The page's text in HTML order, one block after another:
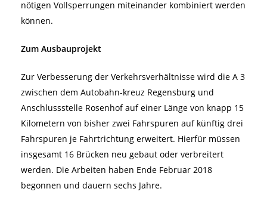
nötigen Vollsperrungen miteinander kombiniert werden
können.
Zum Ausbauprojekt
Zur Verbesserung der Verkehrsverhältnisse wird die A 3
zwischen dem Autobahn-kreuz Regensburg und
Anschlussstelle Rosenhof auf einer Länge von knapp 15
Kilometern von bisher zwei Fahrspuren auf künftig drei
Fahrspuren je Fahrtrichtung erweitert. Hierfür müssen
insgesamt 16 Brücken neu gebaut oder verbreitert
werden. Die Arbeiten haben Ende Februar 2018
begonnen und dauern sechs Jahre.